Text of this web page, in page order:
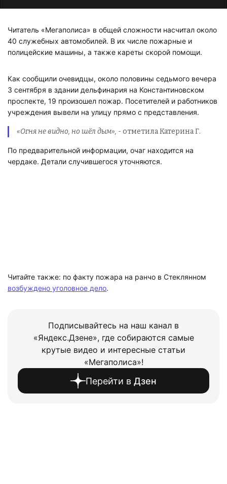
Читатель «Мегаполиса» в общей сложности насчитал около
40 служебных автомобилей. В их числе пожарные и
полицейские машины, а также кареты скорой помощи.
Как сообщили очевидцы, около половины седьмого вечера
3 сентября в здании дельфинария на Константиновском
проспекте, 19 произошел пожар. Посетителей и работников
учреждения вывели на улицу прямо с представления.
«Огня не видно, но шёл дым», - отметила Катерина Г.
По предварительной информации, очаг находится на
чердаке. Детали случившегося уточняются.
Читайте также: по факту пожара на ранчо в Стеклянном
возбуждено уголовное дело.
Подписывайтесь на наш канал в
«Яндекс.Дзене», где собираются самые
крутые видео и интересные статьи
«Мегаполиса»!
Перейти в Дзен